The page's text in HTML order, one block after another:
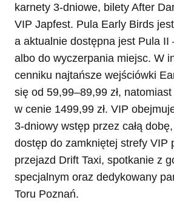
karnety 3-dniowe, bilety After
VIP Japfest. Pula Early Birds
a aktualnie dostępna jest Pula
albo do wyczerpania miejsc. W
cenniku najtańsze wejściówki
się od 59,99–89,99 zł,
w cenie 1499,99 zł. VIP
3-dniowy wstęp przez całą
dostęp do zamkniętej strefy VIP
przejazd Drift Taxi, spotkanie z
specjalnym oraz dedykowany
Toru Poznań.